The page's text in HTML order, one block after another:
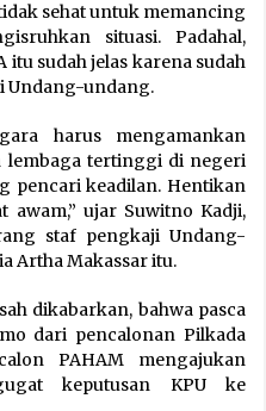
sehat untuk memancing
situasi. Padahal,
sudah jelas karena sudah
Undang-undang.
harus mengamankan
lembaga tertinggi di negeri
pencari keadilan. Hentikan
awam,” ujar Suwitno Kadji,
staf pengkaji Undang-
Artha Makassar itu.
dikabarkan, bahwa pasca
dari pencalonan Pilkada
PAHAM mengajukan
keputusan KPU ke